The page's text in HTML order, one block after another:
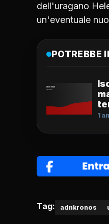
dell'uragano
un'eventuale
POTREBBE
1
Tag: adnkronos